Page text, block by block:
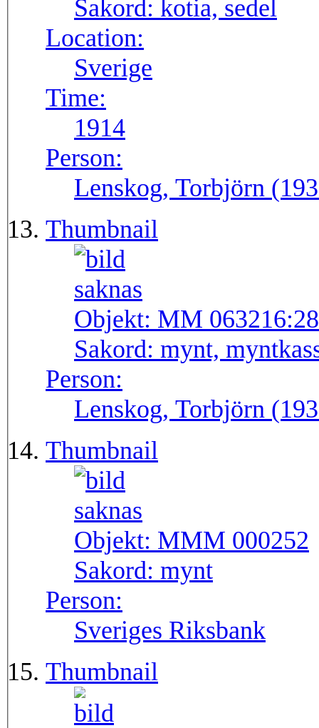
Sakord: kotia, sedel
Location:
Sverige
Time:
1914
Person:
Lenskog, Torbjörn
Thumbnail
Objekt: MM
Sakord: mynt,
Person:
Lenskog, Torbjörn
Thumbnail
Objekt: MMM 000252
Sakord: mynt
Person:
Sveriges Riksbank
Thumbnail